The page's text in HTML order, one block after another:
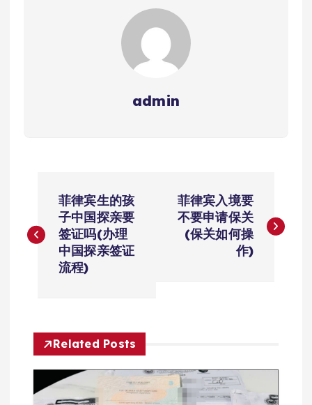
admin
章
菲律宾生的孩
子中国探亲要
签证吗(办理
中国探亲签证
流程)
菲律宾入境要
不要申请保关
(保关如何操
作)
Related Posts